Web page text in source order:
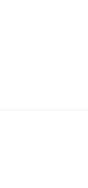
die Eckpfeiler
komplexen und